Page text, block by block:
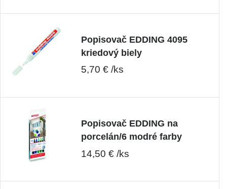
Popisovač EDDING 4095
kriedový biely
5,70 € /ks
Popisovač EDDING na
porcelán/6 modré farby
14,50 € /ks